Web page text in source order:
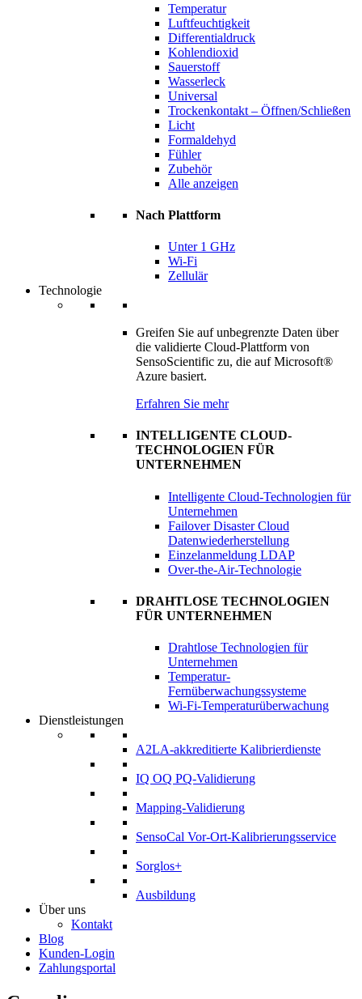
Temperatur
Luftfeuchtigkeit
Differentialdruck
Kohlendioxid
Sauerstoff
Wasserleck
Universal
Trockenkontakt – Öffnen/Schließen
Licht
Formaldehyd
Fühler
Zubehör
Alle anzeigen
Nach Plattform
Unter 1 GHz
Wi-Fi
Zellulär
Technologie
Greifen Sie auf unbegrenzte Daten über
die validierte Cloud-Plattform von
SensoScientific zu, die auf Microsoft®
Azure basiert.
Erfahren Sie mehr
INTELLIGENTE CLOUD-
TECHNOLOGIEN FÜR
UNTERNEHMEN
Intelligente Cloud-Technologien für
Unternehmen
Failover Disaster Cloud
Datenwiederherstellung
Einzelanmeldung LDAP
Over-the-Air-Technologie
DRAHTLOSE TECHNOLOGIEN
FÜR UNTERNEHMEN
Drahtlose Technologien für
Unternehmen
Temperatur-
Fernüberwachungssysteme
Wi-Fi-Temperaturüberwachung
Dienstleistungen
A2LA-akkreditierte Kalibrierdienste
IQ OQ PQ-Validierung
Mapping-Validierung
SensoCal Vor-Ort-Kalibrierungsservice
Sorglos+
Ausbildung
Über uns
Kontakt
Blog
Kunden-Login
Zahlungsportal